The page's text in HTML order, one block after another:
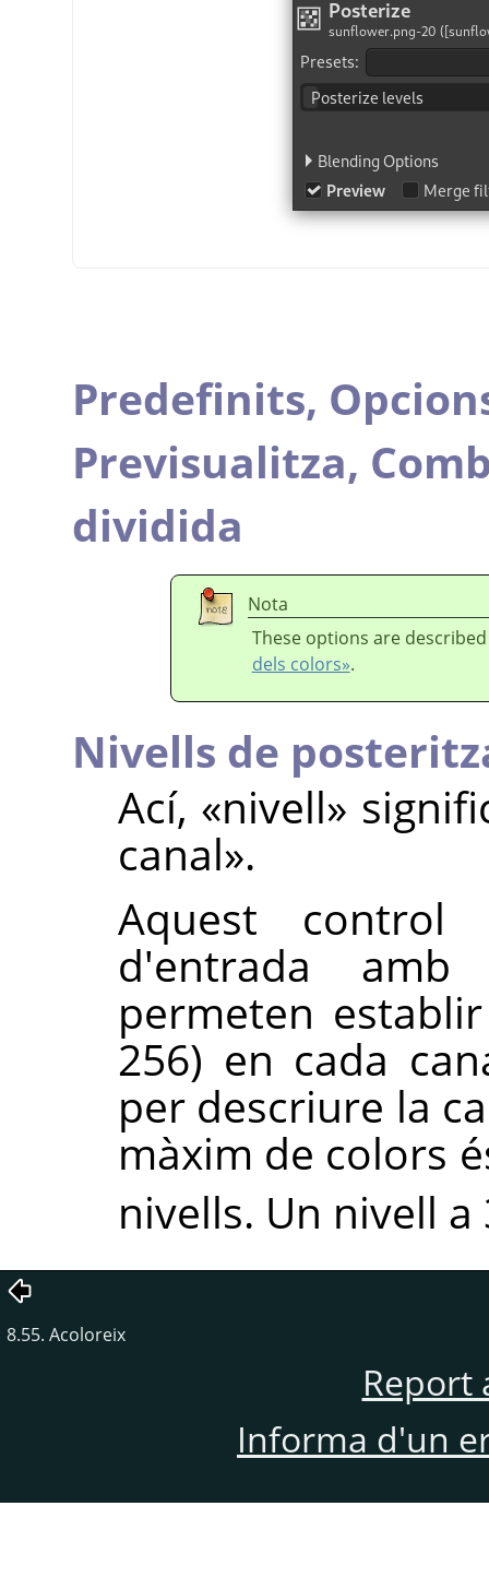
Predefinits,
Previsualitza,
dividida
Nota
These options are
dels colors».
Nivells de
Ací, «nivell»
canal».
Aquest
d'entrada
permeten
256) en cada
per descriure la
màxim de colors
nivells. Un nivell
8.55. Acoloreix
Report
Informa d'un